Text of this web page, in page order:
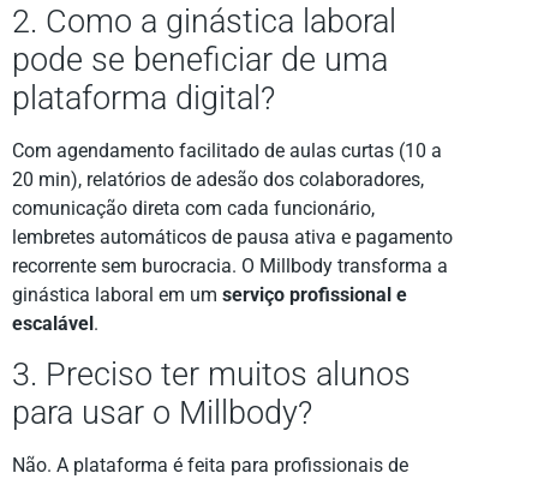
2. Como a ginástica laboral
pode se beneficiar de uma
plataforma digital?
Com agendamento facilitado de aulas curtas (10 a
20 min), relatórios de adesão dos colaboradores,
comunicação direta com cada funcionário,
lembretes automáticos de pausa ativa e pagamento
recorrente sem burocracia. O Millbody transforma a
ginástica laboral em um serviço profissional e
escalável.
3. Preciso ter muitos alunos
para usar o Millbody?
Não. A plataforma é feita para profissionais de